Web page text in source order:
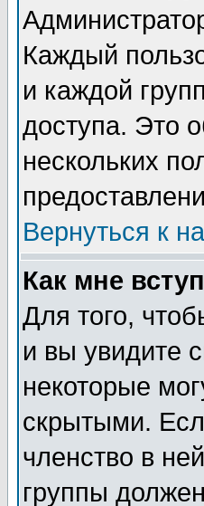
Каждый
и каждой
доступа. Это
нескольких
Вернуться к
Как мне
Для того,
и вы увидите
некоторые
скрытыми.
членство в
группы